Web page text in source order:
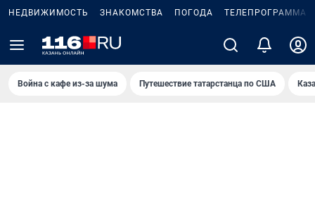
НЕДВИЖИМОСТЬ ЗНАКОМСТВА ПОГОДА ТЕЛЕПРОГРАММА
Война с кафе из-за шума Путешествие татарстанца по США